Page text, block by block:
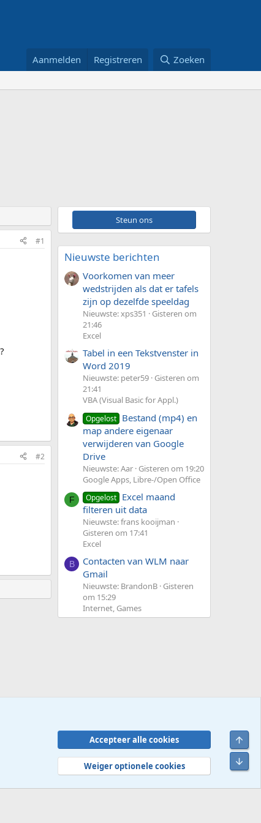
Aanmelden Registreren Zoeken
#1
#2
Steun ons
Nieuwste berichten
Voorkomen van meer
wedstrijden als dat er tafels
zijn op dezelfde speeldag
Nieuwste: xps351
Gisteren om
21:46
Excel
Tabel in een Tekstvenster in
Word 2019
Nieuwste: peter59 Gisteren om
21:41
VBA (Visual Basic for Appl.)
Opgelost Bestand (mp4) en
map andere eigenaar
verwijderen van Google
Drive
Nieuwste: Aar Gisteren om 19:20
Google Apps, Libre-/Open Office
F Opgelost Excel maand
filteren uit data
Nieuwste: frans kooijman
Gisteren om 17:41
Excel
B
Contacten van WLM naar
Gmail
Nieuwste: BrandonB Gisteren
om 15:29
Internet, Games
Voorwaarden en regels Privacybeleid Help
R
S
Accepteer alle cookies
Weiger optionele cookies